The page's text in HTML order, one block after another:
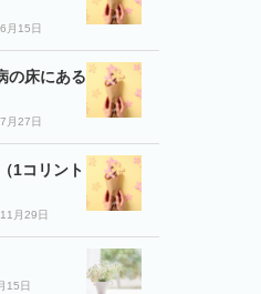
月15日
の床にある
月27日
1コリント
月29日
15日